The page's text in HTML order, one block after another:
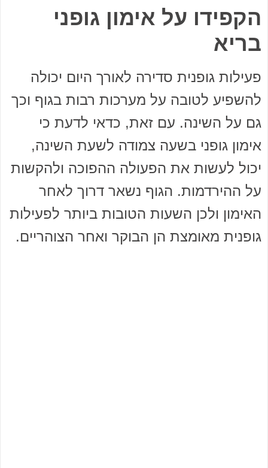
הקפידו על אימון גופני
בריא
פעילות גופנית סדירה לאורך היום יכולה
להשפיע לטובה על מערכות רבות בגוף וכך
גם על השינה. עם זאת, כדאי לדעת כי
אימון גופני בשעה צמודה לשעת השינה,
יכול לעשות את הפעולה ההפוכה ולהקשות
על ההירדמות. הגוף נשאר דרוך לאחר
האימון ולכן השעות הטובות ביותר לפעילות
גופנית מאומצת הן הבוקר ואחר הצוהריים.